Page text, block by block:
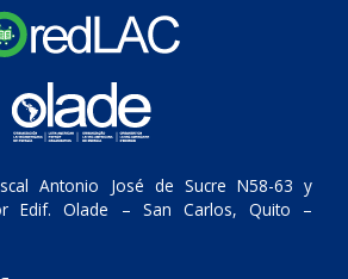
Antonio José de Sucre N58-63 y
Edif. Olade – San Carlos, Quito –